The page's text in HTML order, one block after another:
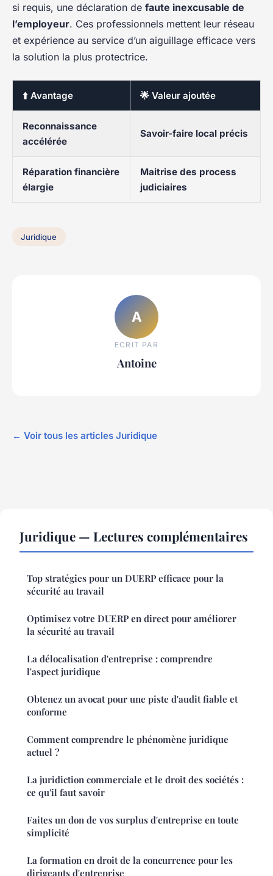
si requis, une déclaration de faute inexcusable de
l’employeur. Ces professionnels mettent leur réseau
et expérience au service d’un aiguillage efficace vers
la solution la plus protectrice.
⬆️ Avantage 🌟 Valeur ajoutée
Reconnaissance
accélérée
Savoir-faire local précis
Réparation financière
élargie
Maitrise des process
judiciaires
Juridique
A
ECRIT PAR
Antoine
← Voir tous les articles Juridique
Juridique — Lectures complémentaires
Top stratégies pour un DUERP efficace pour la
sécurité au travail
Optimisez votre DUERP en direct pour améliorer
la sécurité au travail
La délocalisation d'entreprise : comprendre
l'aspect juridique
Obtenez un avocat pour une piste d'audit fiable et
conforme
Comment comprendre le phénomène juridique
actuel ?
La juridiction commerciale et le droit des sociétés :
ce qu'il faut savoir
Faites un don de vos surplus d'entreprise en toute
simplicité
La formation en droit de la concurrence pour les
dirigeants d'entreprise